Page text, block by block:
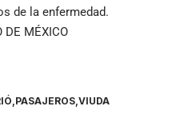
de la enfermedad.
DE MÉXICO
PASAJEROS VIUDA